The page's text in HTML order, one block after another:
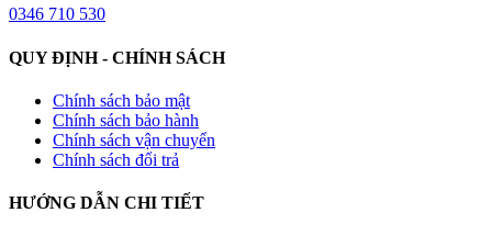
0346 710 530
QUY ĐỊNH - CHÍNH SÁCH
Chính sách bảo mật
Chính sách bảo hành
Chính sách vận chuyển
Chính sách đổi trả
HƯỚNG DẪN CHI TIẾT